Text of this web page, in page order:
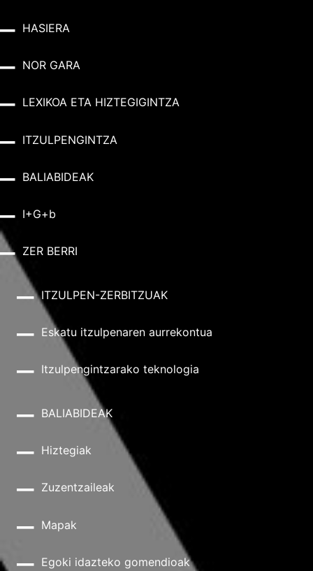
HASIERA
NOR GARA
LEXIKOA ETA HIZTEGIGINTZA
ITZULPENGINTZA
BALIABIDEAK
I+G+b
ZER BERRI
ITZULPEN-ZERBITZUAK
Eskatu itzulpenaren aurrekontua
Itzulpengintzarako teknologia
BALIABIDEAK
Hiztegiak
Zuzentzaileak
Mapak
Egoki idazteko gomendioak